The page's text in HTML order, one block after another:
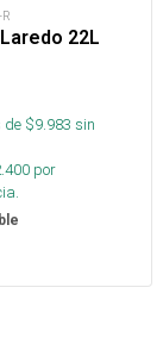
22L
de $9.983 sin
por